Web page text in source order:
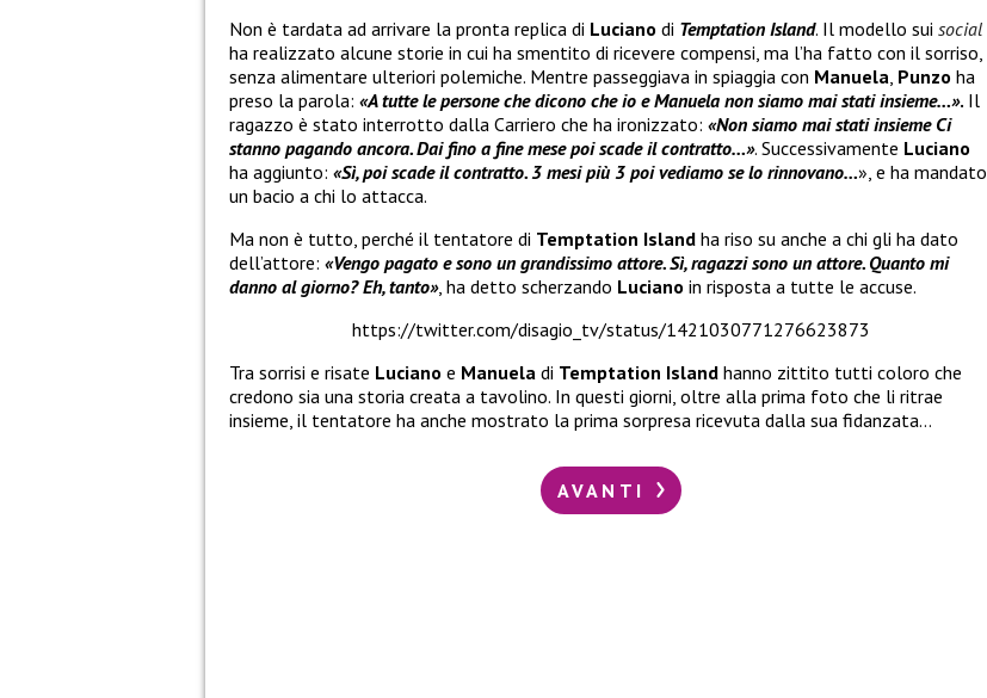
Non è tardata ad arrivare la pronta replica di Luciano di Temptation Island. Il modello sui social
ha realizzato alcune storie in cui ha smentito di ricevere compensi, ma l’ha fatto con il sorriso,
senza alimentare ulteriori polemiche. Mentre passeggiava in spiaggia con Manuela, Punzo ha
preso la parola: «A tutte le persone che dicono che io e Manuela non siamo mai stati insieme…». Il
ragazzo è stato interrotto dalla Carriero che ha ironizzato: «Non siamo mai stati insieme Ci
stanno pagando ancora. Dai fino a fine mese poi scade il contratto…». Successivamente Luciano
ha aggiunto: «Sì, poi scade il contratto. 3 mesi più 3 poi vediamo se lo rinnovano…», e ha mandato
un bacio a chi lo attacca.
Ma non è tutto, perché il tentatore di Temptation Island ha riso su anche a chi gli ha dato
dell’attore: «Vengo pagato e sono un grandissimo attore. Sì, ragazzi sono un attore. Quanto mi
danno al giorno? Eh, tanto», ha detto scherzando Luciano in risposta a tutte le accuse.
https://twitter.com/disagio_tv/status/1421030771276623873
Tra sorrisi e risate Luciano e Manuela di Temptation Island hanno zittito tutti coloro che
credono sia una storia creata a tavolino. In questi giorni, oltre alla prima foto che li ritrae
insieme, il tentatore ha anche mostrato la prima sorpresa ricevuta dalla sua fidanzata…
AVANTI